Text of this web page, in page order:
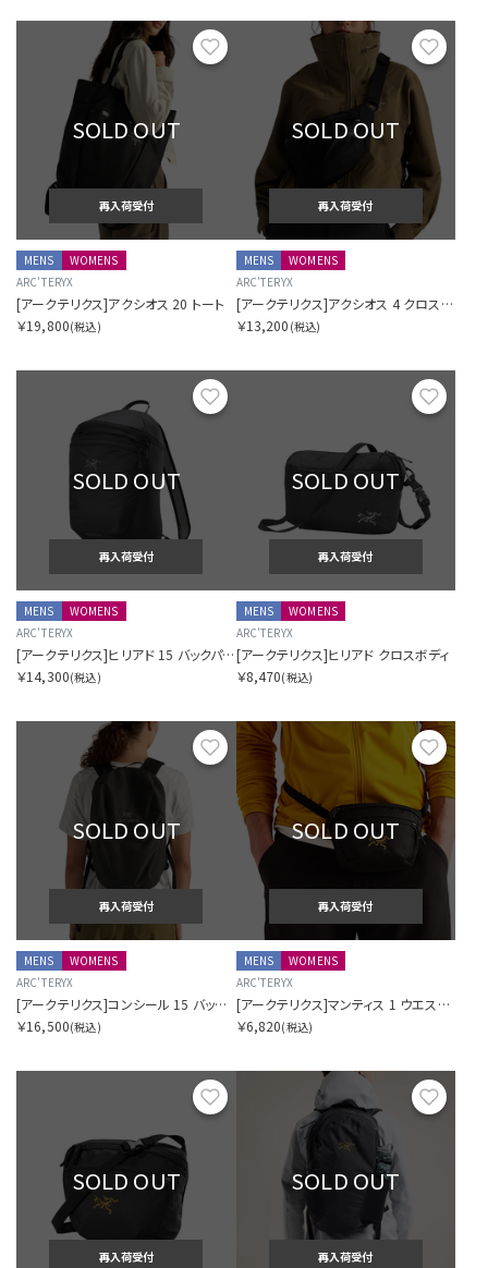
お気に入り
SOLD OUT
再入荷受付
MENS
WOMENS
ARC'TERYX
[アークテリクス]アクシオス 20 トート
￥19,800(税込)
SOLD OUT
再入荷受付
MENS
WOMENS
ARC'TERYX
[アークテリクス]アクシオス 4 クロスボディ
￥13,200 (税込)
お気に入り
SOLD OUT
再入荷受付
MENS
WOMENS
ARC'TERYX
[アークテリクス]ヒリアド 15 バックパック
￥14,300(税込)
SOLD OUT
再入荷受付
MENS
WOMENS
ARC'TERYX
[アークテリクス]ヒリアド クロスボディ
￥8,470(税込)
お気に入り
SOLD OUT
再入荷受付
MENS
WOMENS
ARC'TERYX
[アークテリクス]コンシール 15 バックパック
￥16,500(税込)
お気
SOLD OUT
再入荷受付
MENS
WOMENS
ARC'TERYX
[アークテリクス]マンティス 1 ウエストパック
￥6,820(税込)
お気に入り
SOLD OUT
再入荷受付
SOLD OUT
再入荷受付